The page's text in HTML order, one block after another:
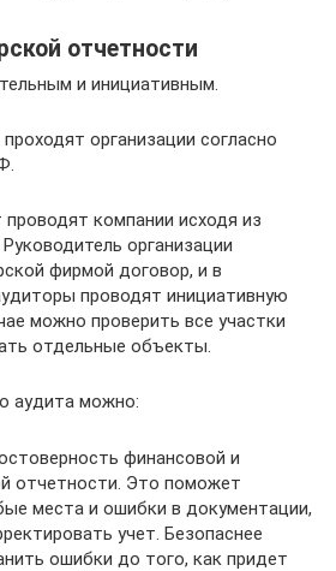
отчетности
и инициативным.
организации согласно
компании исходя из
организации
фирмой договор, и в
проводят инициативную
можно проверить все участки
отдельные объекты.
аудита можно:
финансовой и
отчетности. Это поможет
места и ошибки в документации,
учет. Безопаснее
ошибки до того, как придет